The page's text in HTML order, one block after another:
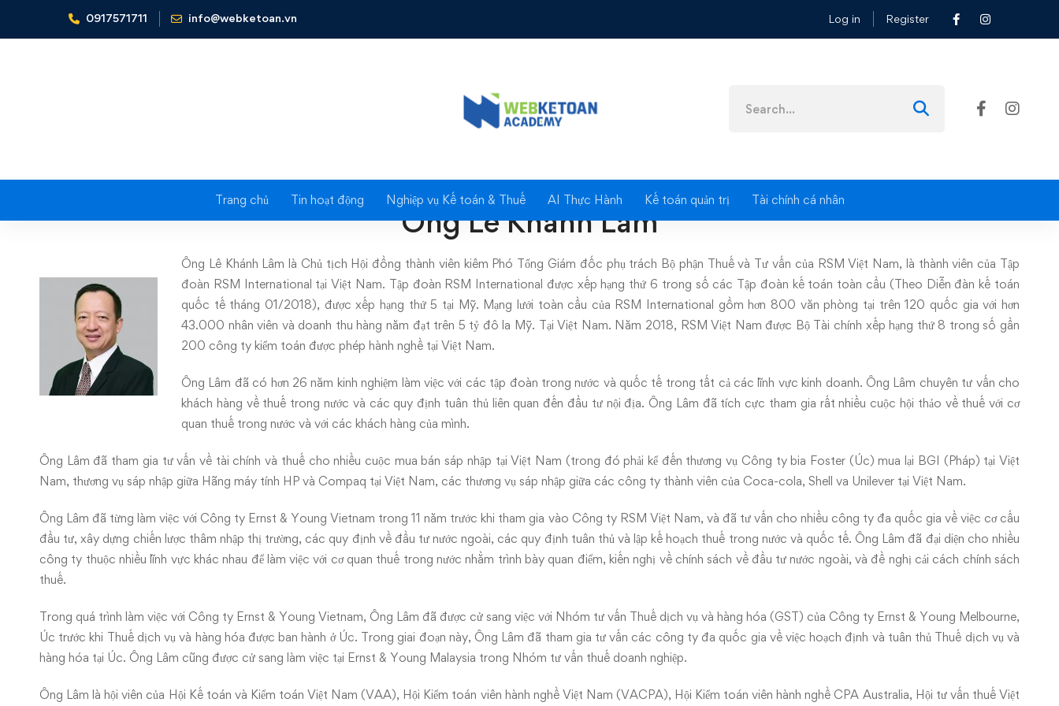
0917571711 info@webketoan.vn Log in Register
for:
Trang chủ Tin hoạt động Nghiệp vụ Kế toán & Thuế AI Thực Hành Kế toán quản trị Tài chính cá nhân
Home Giảng viên, huấn luyện viên Ông Lê Khánh Lâm
Ông
Khánh
Lâm
Ông Lê Khánh Lâm
Ông Lê Khánh Lâm là Chủ tịch Hội đồng thành viên kiêm Phó Tổng Giám đốc phụ trách Bộ phận Thuế và Tư vấn của RSM Việt Nam, là thành viên của Tập
đoàn RSM International tại Việt Nam. Tập đoàn RSM International được xếp hạng thứ 6 trong số các Tập đoàn kế toán toàn cầu (Theo Diễn đàn kế toán
quốc tế tháng 01/2018), được xếp hạng thứ 5 tại Mỹ. Mạng lưới toàn cầu của RSM International gồm hơn 800 văn phòng tại trên 120 quốc gia với hơn
43.000 nhân viên và doanh thu hàng năm đạt trên 5 tỷ đô la Mỹ. Tại Việt Nam. Năm 2018, RSM Việt Nam được Bộ Tài chính xếp hạng thứ 8 trong số gần
200 công ty kiểm toán được phép hành nghề tại Việt Nam.
Ông Lâm đã có hơn 26 năm kinh nghiệm làm việc với các tập đoàn trong nước và quốc tế trong tất cả các lĩnh vực kinh doanh. Ông Lâm chuyên tư vấn cho
khách hàng về thuế trong nước và các quy định tuân thủ liên quan đến đầu tư nội địa. Ông Lâm đã tích cực tham gia rất nhiều cuộc hội thảo về thuế với cơ
quan thuế trong nước và với các khách hàng của mình.
Ông Lâm đã tham gia tư vấn về tài chính và thuế cho nhiều cuộc mua bán sáp nhập tại Việt Nam (trong đó phải kể đến thương vụ Công ty bia Foster (Úc) mua lại BGI (Pháp) tại Việt
Nam, thương vụ sáp nhập giữa Hãng máy tính HP và Compaq tại Việt Nam, các thương vụ sáp nhập giữa các công ty thành viên của Coca-cola, Shell va Unilever tại Việt Nam.
Ông Lâm đã từng làm việc với Công ty Ernst & Young Vietnam trong 11 năm trước khi tham gia vào Công ty RSM Việt Nam, và đã tư vấn cho nhiều công ty đa quốc gia về việc cơ cấu
đầu tư, xây dựng chiến lược thâm nhập thị trường, các quy định về đầu tư nước ngoài, các quy định tuân thủ và lập kế hoạch thuế trong nước và quốc tế. Ông Lâm đã đại diện cho nhiều
công ty thuộc nhiều lĩnh vực khác nhau để làm việc với cơ quan thuế trong nước nhằm trình bày quan điểm, kiến nghị về chính sách về đầu tư nước ngoài, và đề nghị cải cách chính sách
thuế.
Trong quá trình làm việc với Công ty Ernst & Young Vietnam, Ông Lâm đã được cử sang việc với Nhóm tư vấn Thuế dịch vụ và hàng hóa (GST) của Công ty Ernst & Young Melbourne,
Úc trước khi Thuế dịch vụ và hàng hóa được ban hành ở Úc. Trong giai đoạn này, Ông Lâm đã tham gia tư vấn các công ty đa quốc gia về việc hoạch định và tuân thủ Thuế dịch vụ và
hàng hóa tại Úc. Ông Lâm cũng được cử sang làm việc tại Ernst & Young Malaysia trong Nhóm tư vấn thuế doanh nghiệp.
Ông Lâm là hội viên của Hội Kế toán và Kiểm toán Việt Nam (VAA), Hội Kiểm toán viên hành nghề Việt Nam (VACPA), Hội Kiểm toán viên hành nghề CPA Australia, Hội tư vấn thuế Việt